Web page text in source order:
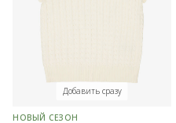
Добавить сразу
НОВЫЙ СЕЗОН